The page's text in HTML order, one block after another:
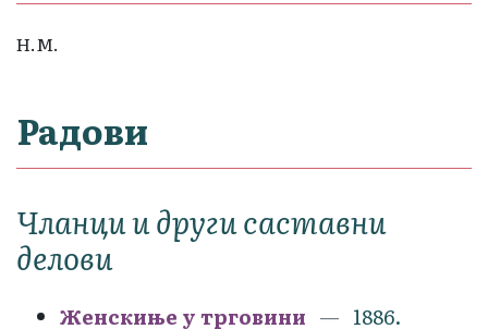
Н.М.
Радови
Чланци и други саставни
делови
Женскиње у трговини
1886.